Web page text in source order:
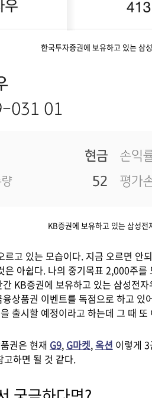
한국투자증권에 보유하고 있는 삼
KB증권에 보유하고 있는 삼성전
고 있는 모습이다. 지금 오르면 안
은 아쉽다. 나의 중기목표 2,000주
KB증권에 보유하고 있는 삼성전
상품권 이벤트를 독점으로 하고
출시할 예정이라고 하는데 그 때 또
권은 현재 G9, G마켓,옥션 이렇게
고하면 될 것 같다.